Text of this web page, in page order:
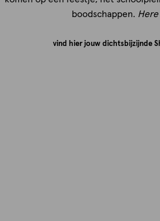
boodschappen. Here
vind hier jouw dichtsbijzijnde